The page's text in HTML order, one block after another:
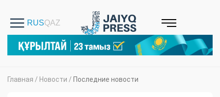
Главная / Новости / Последние новости